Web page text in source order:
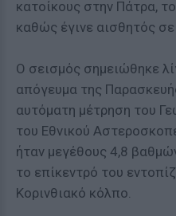
κατοίκους στην Πάτρα,
καθώς έγινε αισθητός
Ο σεισμός σημειώθηκε
απόγευμα της
αυτόματη μέτρηση του
του Εθνικού
ήταν μεγέθους 4,8
το επίκεντρό του
Κορινθιακό κόλπο.